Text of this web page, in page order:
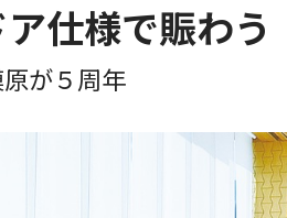
仕様で賑わう
が５周年